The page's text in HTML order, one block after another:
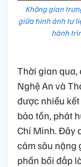
Không gian
giữa hình ảnh tư
hành
Thời gian
Nghệ An và
được nhiều
bảo tồn, phát
Chí Minh. Đây
cảm sâu nặng
phần bồi đắp